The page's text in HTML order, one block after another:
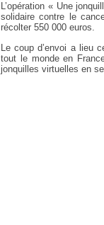
L’opération « Une
solidaire contre le
récolter 550 000 euros.
Le coup d’envoi a lieu
tout le monde en
jonquilles virtuelles en